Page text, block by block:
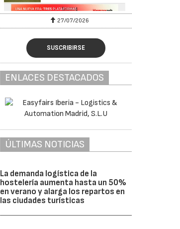
27/07/2026
SUSCRIBIRSE
ENLACES DESTACADOS
ÚLTIMAS NOTICIAS
La demanda logística de la
hostelería aumenta hasta un 50%
en verano y alarga los repartos en
las ciudades turísticas